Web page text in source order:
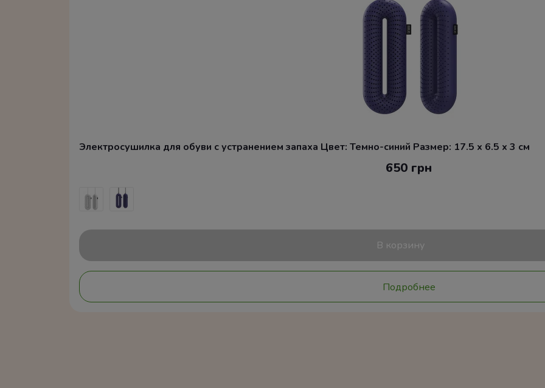
Электросушилка для обуви с устранением запаха Цвет: Темно-синий Размер: 17.5 x 6.5 x 3 см
650 грн
В корзину
Подробнее